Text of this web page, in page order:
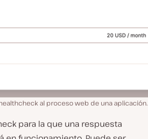
al proceso web de una aplicación.
para la que una respuesta